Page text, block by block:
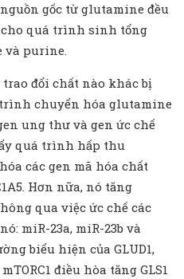
gốc từ glutamine đều
quá trình sinh tổng
và purine.
đổi chất nào khác bị
chuyển hóa glutamine
ung thư và gen ức chế
quá trình hấp thu
các gen mã hóa chất
Hơn nữa, nó tăng
qua việc ức chế các
miR-23a, miR-23b và
biểu hiện của GLUD1,
mTORC1 điều hòa tăng GLS1